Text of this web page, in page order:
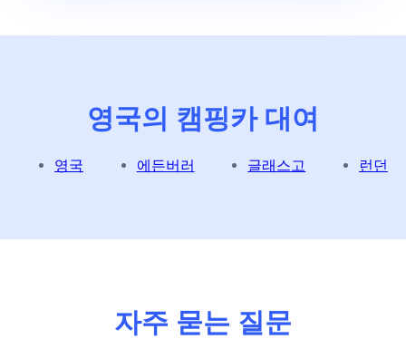
영국의 캠핑카 대여
영국 에든버러 글래스고 런던
자주 묻는 질문